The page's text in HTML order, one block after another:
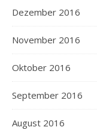
Dezember 2016
November 2016
Oktober 2016
September 2016
August 2016